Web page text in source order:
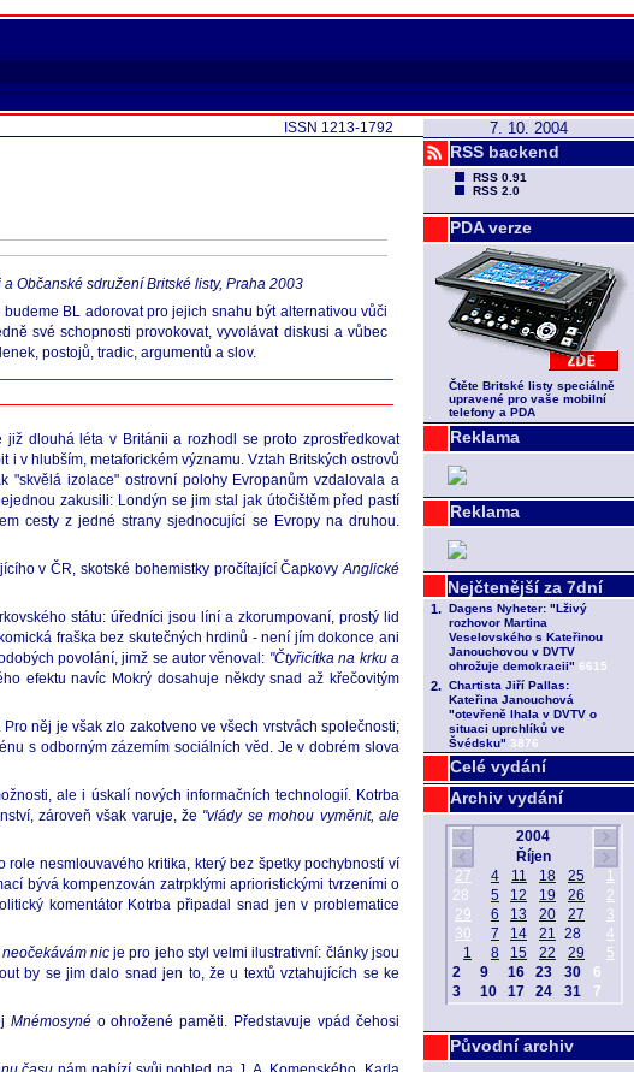
7. 10. 2004
RSS backend
RSS 0.91
RSS 2.0
PDA verze
Čtěte Britské listy speciálně
upravené pro vaše mobilní
telefony a PDA
Reklama
Reklama
Celé vydání
Archiv vydání
Původní archiv
ISSN 1213-1792
Občanské sdružení Britské listy, Praha 2003
BL adorovat pro jejich snahu být alternativou vůči
své schopnosti provokovat, vyvolávat diskusi a vůbec
postojů, tradic, argumentů a slov.
dlouhá léta v Británii a rozhodl se proto zprostředkovat
i v hlubším, metaforickém významu. Vztah Britských ostrovů
izolace" ostrovní polohy Evropanům vzdalovala a
zakusili: Londýn se jim stal jak útočištěm před pastí
cesty z jedné strany sjednocující se Evropy na druhou.
v ČR, skotské bohemistky pročítající ČapkovyAnglické
státu: úředníci jsou líní a zkorumpovaní, prostý lid
fraška bez skutečných hrdinů - není jím dokonce ani
povolání, jimž se autor věnoval: "Čtyřicítka na krku a
efektu navíc Mokrý dosahuje někdy snad až křečovitým
něj je však zlo zakotveno ve všech vrstvách společnosti;
s odborným zázemím sociálních věd. Je v dobrém slova
ale i úskalí nových informačních technologií. Kotrba
zároveň však varuje, že "vlády se mohou vyměnit, ale
nesmlouvavého kritika, který bez špetky pochybností ví
bývá kompenzován zatrpklými aprioristickými tvrzeními o
komentátor Kotrba připadal snad jen v problematice
nicje pro jeho styl velmi ilustrativní: články jsou
by se jim dalo snad jen to, že u textů vztahujících se ke
Mnémosynéo ohrožené paměti. Představuje vpád čehosi